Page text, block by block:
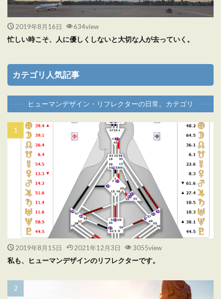
2019年8月16日 634view
忙しい時こそ、人に優しくしないと大切な人が去っていく。
カテゴリ人気記事
ヒューマンデザイン・リフレクターの日常。カテゴリ
2019年8月15日 2021年12月3日 3055view
私も、ヒューマンデザインのリフレクターです。